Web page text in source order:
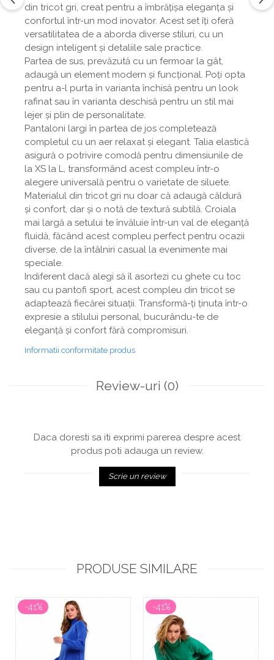
din tricot gri, creat pentru a îmbrățișa eleganța și
confortul într-un mod inovator. Acest set îți oferă
versatilitatea de a aborda diverse stiluri, cu un
design inteligent și detaliile sale practice.
Partea de sus, prevăzută cu un fermoar la gât,
adaugă un element modern și funcțional. Poți opta
pentru a-l purta în varianta închisă pentru un look
rafinat sau în varianta deschisă pentru un stil mai
lejer și plin de personalitate.
Pantaloni largi în partea de jos completează
completul cu un aer relaxat și elegant. Talia elastică
asigură o potrivire comodă pentru dimensiunile de
la XS la L, transformând acest compleu într-o
alegere universală pentru o varietate de siluete.
Materialul din tricot gri nu doar că adaugă căldură
și confort, dar și o notă de textură subtilă. Croiala
mai largă a setului te învăluie într-un val de eleganță
fluidă, făcând acest compleu perfect pentru ocazii
diverse, de la întâlniri casual la evenimente mai
speciale.
Indiferent dacă alegi să îl asortezi cu ghete cu toc
sau cu pantofi sport, acest compleu din tricot se
adaptează fiecărei situații. Transformă-ți ținuta într-o
expresie a stilului personal, bucurându-te de
eleganță și confort fără compromisuri.
Informatii conformitate produs
Review-uri (0)
Daca doresti sa iti exprimi parerea despre acest
produs poti adauga un review.
Scrie un review
PRODUSE SIMILARE
-41% -41%